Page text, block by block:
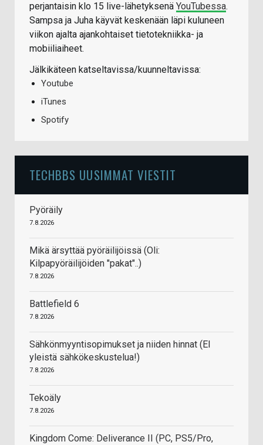
perjantaisin klo 15 live-lähetyksenä YouTubessa.
Sampsa ja Juha käyvät keskenään läpi kuluneen
viikon ajalta ajankohtaiset tietotekniikka- ja
mobiiliaiheet.
Jälkikäteen katseltavissa/kuunneltavissa:
Youtube
iTunes
Spotify
TECHBBS UUSIMMAT VIESTIT
Pyöräily
7.8.2026
Mikä ärsyttää pyöräilijöissä (Oli:
Kilpapyöräilijöiden "pakat"..)
7.8.2026
Battlefield 6
7.8.2026
Sähkönmyyntisopimukset ja niiden hinnat (EI
yleistä sähkökeskustelua!)
7.8.2026
Tekoäly
7.8.2026
Kingdom Come: Deliverance II (PC, PS5/Pro,